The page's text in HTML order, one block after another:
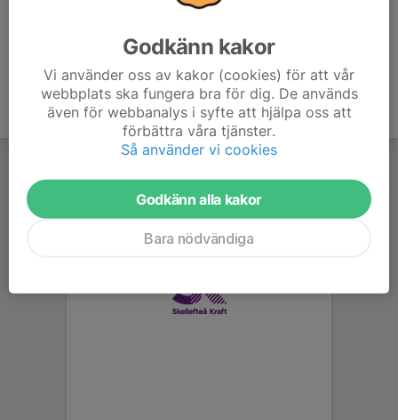
Godkänn kakor
Vi använder oss av kakor (cookies) för att vår
webbplats ska fungera bra för dig. De används
även för webbanalys i syfte att hjälpa oss att
förbättra våra tjänster.
Så använder vi cookies
Godkänn alla kakor
Bara nödvändiga